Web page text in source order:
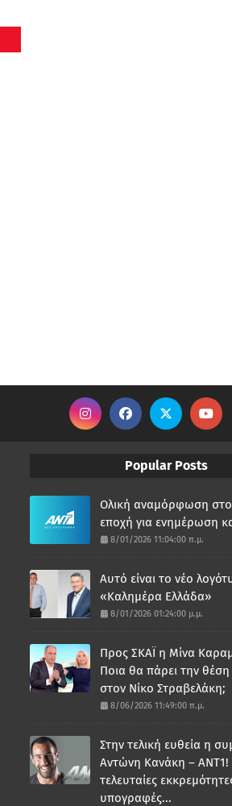
Popular Posts
Ολική αναμόρφωση
εποχή για ενημέρωση
8/01/2026 11:04:00 π.μ.
Αυτό είναι το νέο
«Καλημέρα Ελλάδα»
8/01/2026 01:24:00 μ.μ.
Προς ΣΚΑΪ η Μίνα
Ποια θα πάρει την θέση
στον Νίκο Στραβελάκη;
8/06/2026 11:49:00 π.μ.
Στην τελική ευθεία η
Αντώνη Κανάκη – ΑΝΤ1!
τελευταίες
υπογραφές...